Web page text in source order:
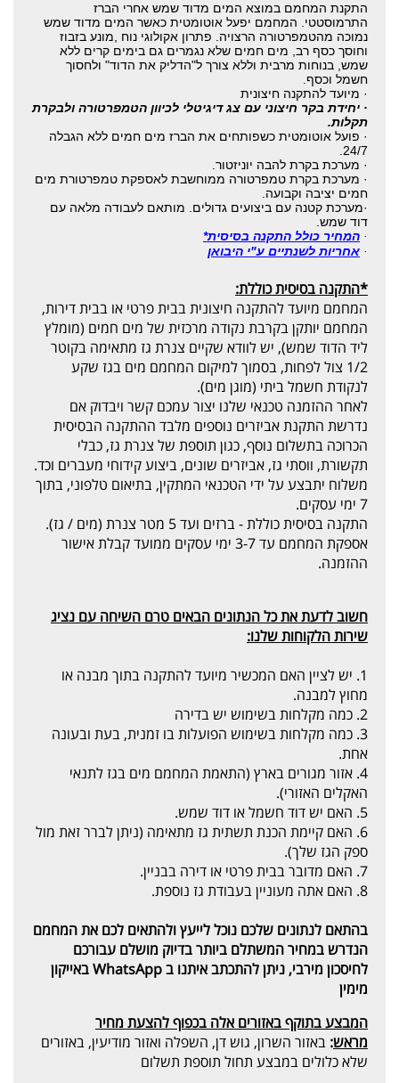
התקנת המחמם במוצא המים מדוד שמש אחרי הברז
התרמוסטטי. המחמם יפעל אוטומטית כאשר המים מדוד שמש
נמוכה מהטמפרטורה הרצויה. פתרון אקולוגי נוח ,מונע בזבוז
וחוסך כסף רב, מים חמים שלא נגמרים גם בימים קרים ללא
שמש, בנוחות מרבית וללא צורך ל"הדליק את הדוד" ולחסוך
חשמל וכסף.
· מיועד להתקנה חיצונית
· יחידת בקר חיצוני עם צג דיגיטלי לכיוון הטמפרטורה ולבקרת
תקלות.
· פועל אוטומטית כשפותחים את הברז מים חמים ללא הגבלה
24/7.
· מערכת בקרת להבה יוניזטור.
· מערכת בקרת טמפרטורה ממוחשבת לאספקת טמפרטורת מים
חמים יציבה וקבועה.
·מערכת קטנה עם ביצועים גדולים. מותאם לעבודה מלאה עם
דוד שמש.
· המחיר כולל התקנה בסיסית*
· אחריות לשנתיים ע"י היבואן
*התקנה בסיסית כוללת:
המחמם מיועד להתקנה חיצונית בבית פרטי או בבית דירות,
המחמם יותקן בקרבת נקודה מרכזית של מים חמים (מומלץ
ליד הדוד שמש), יש לוודא שקיים צנרת גז מתאימה בקוטר
1/2 צול לפחות, בסמוך למיקום המחמם מים בגז שקע
לנקודת חשמל ביתי (מוגן מים).
לאחר ההזמנה טכנאי שלנו יצור עמכם קשר ויבדוק אם
נדרשת התקנת אביזרים נוספים מלבד ההתקנה הבסיסית
הכרוכה בתשלום נוסף, כגון תוספת של צנרת גז, כבלי
תקשורת, ווסתי גז, אביזרים שונים, ביצוע קידוחי מעברים וכד.
משלוח יתבצע על ידי הטכנאי המתקין, בתיאום טלפוני, בתוך
7 ימי עסקים.
התקנה בסיסית כוללת - ברזים ועד 5 מטר צנרת (מים / גז).
אספקת המחמם עד 3-7 ימי עסקים ממועד קבלת אישור
ההזמנה.
חשוב לדעת את כל הנתונים הבאים טרם השיחה עם נציג
שירות הלקוחות שלנו:
1. יש לציין האם המכשיר מיועד להתקנה בתוך מבנה או
מחוץ למבנה.
2. כמה מקלחות בשימוש יש בדירה
3. כמה מקלחות בשימוש הפועלות בו זמנית, בעת ובעונה
אחת.
4. אזור מגורים בארץ (התאמת המחמם מים בגז לתנאי
האקלים האזורי).
5. האם יש דוד חשמל או דוד שמש.
6. האם קיימת הכנת תשתית גז מתאימה (ניתן לברר זאת מול
ספק הגז שלך).
7. האם מדובר בבית פרטי או דירה בבניין.
8. האם אתה מעוניין בעבודת גז נוספת.
בהתאם לנתונים שלכם נוכל לייעץ ולהתאים לכם את המחמם
הנדרש במחיר המשתלם ביותר בדיוק מושלם עבורכם
לחיסכון מירבי, ניתן להתכתב איתנו ב WhatsApp באייקון
מימין
המבצע בתוקף באזורים אלה בכפוף להצעת מחיר
מראש: באזור השרון, גוש דן, השפלה ואזור מודיעין, באזורים
שלא כלולים במבצע תחול תוספת תשלום